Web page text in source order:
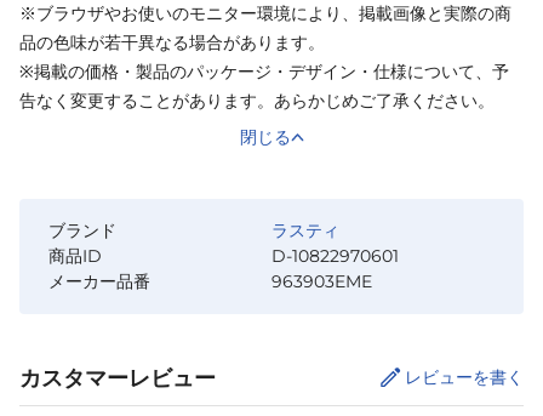
※ブラウザやお使いのモニター環境により、掲載画像と実際の商
品の色味が若干異なる場合があります。
※掲載の価格・製品のパッケージ・デザイン・仕様について、予
告なく変更することがあります。あらかじめご了承ください。
閉じる
ブランド
ラスティ
商品ID
D-10822970601
メーカー品番
963903EME
カスタマーレビュー レビューを書く